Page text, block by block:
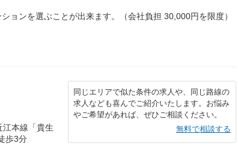
ョンを選ぶことが出来ます。（会社負担 30,000円を限度）
江本線「貴生
歩3分
同じエリアで似た条件の求人や、同じ路線の
求人なども喜んでご紹介いたします。お悩み
やご希望があれば、ぜひご相談ください。
無料で相談する